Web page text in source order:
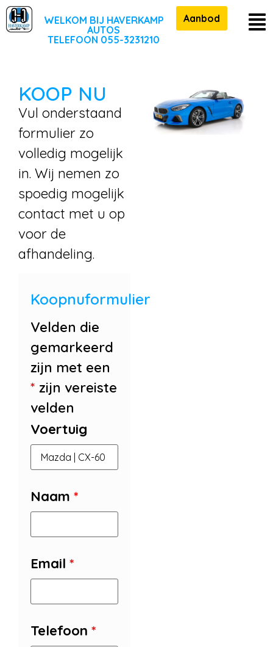
WELKOM BIJ HAVERKAMP
AUTOS
TELEFOON 055-3231210
Aanbod
KOOP NU
Vul onderstaand
formulier zo
volledig mogelijk
in. Wij nemen zo
spoedig mogelijk
contact met u op
voor de
afhandeling.
Koopnuformulier
Velden die
gemarkeerd
zijn met een
* zijn vereiste
velden
Voertuig
Naam *
Email *
Telefoon *